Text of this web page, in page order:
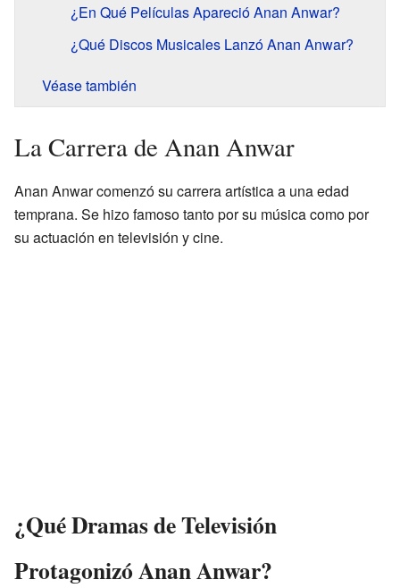
¿En Qué Películas Apareció Anan Anwar?
¿Qué Discos Musicales Lanzó Anan Anwar?
Véase también
La Carrera de Anan Anwar
Anan Anwar comenzó su carrera artística a una edad
temprana. Se hizo famoso tanto por su música como por
su actuación en televisión y cine.
¿Qué Dramas de Televisión
Protagonizó Anan Anwar?